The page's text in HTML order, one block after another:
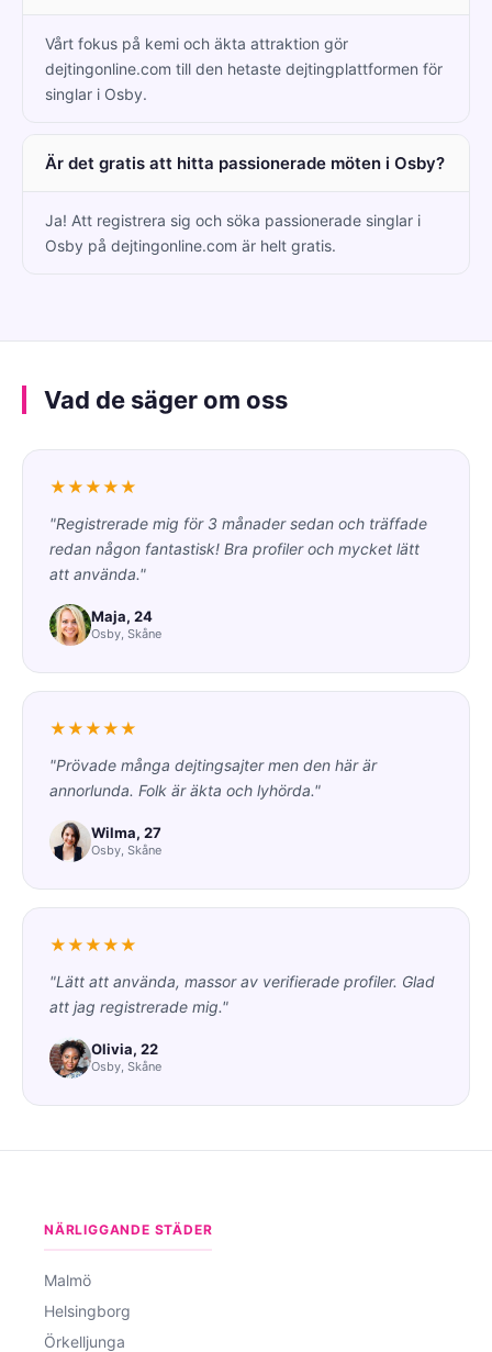
Vårt fokus på kemi och äkta attraktion gör
dejtingonline.com till den hetaste dejtingplattformen för
singlar i Osby.
Är det gratis att hitta passionerade möten i Osby?
Ja! Att registrera sig och söka passionerade singlar i
Osby på dejtingonline.com är helt gratis.
Vad de säger om oss
★★★★★
"Registrerade mig för 3 månader sedan och träffade
redan någon fantastisk! Bra profiler och mycket lätt
att använda."
Maja, 24
Osby, Skåne
★★★★★
"Prövade många dejtingsajter men den här är
annorlunda. Folk är äkta och lyhörda."
Wilma, 27
Osby, Skåne
★★★★★
"Lätt att använda, massor av verifierade profiler. Glad
att jag registrerade mig."
Olivia, 22
Osby, Skåne
NÄRLIGGANDE STÄDER
Malmö
Helsingborg
Örkelljunga